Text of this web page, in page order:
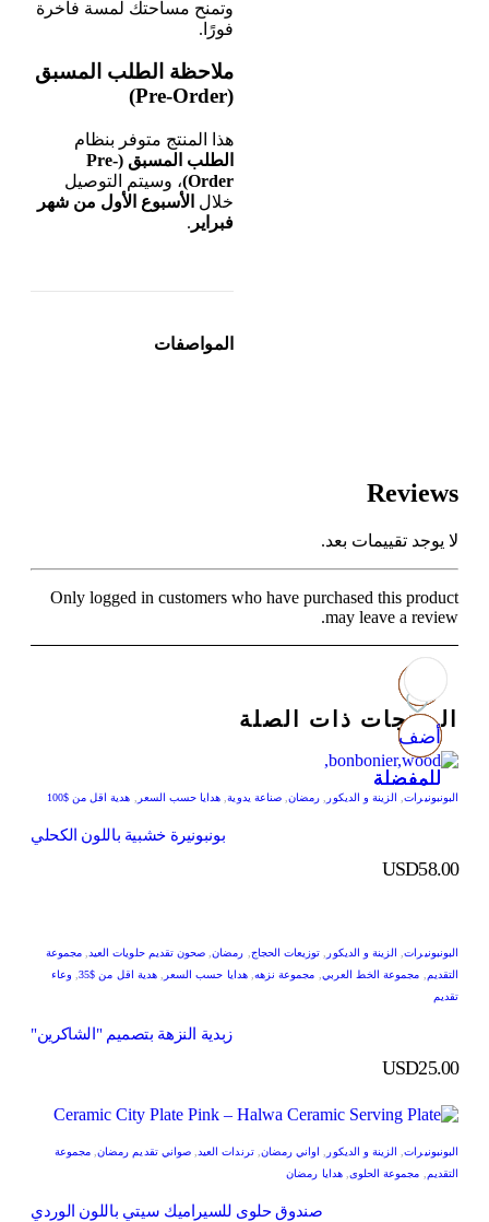
وتمنح مساحتك لمسة فاخرة
فورًا.
ملاحظة الطلب المسبق
(Pre-Order)
هذا المنتج متوفر بنظام
الطلب المسبق (Pre-
Order) ، وسيتم التوصيل
خلال الأسبوع الأول من شهر
فبراير .
المواصفات
Reviews
لا يوجد تقييمات بعد.
Only logged in customers who have purchased this product
may leave a review.
المنتجات ذات الصلة
أضف
للمفضلة
البونبونيرات, الزينة و الديكور رمضان, صناعة يدوية, هدايا حسب السعر هدية اقل من $100
بونبونيرة خشبية باللون الكحلي
USD58.00
أضف
للمفضلة
البونبونيرات, الزينة و الديكور توزيعات الحجاج رمضان, صحون تقديم حلويات العيد ,مجموعة
التقديم
مجموعة الخط العربي مجموعة نزهه ,هدايا حسب السعر ,هدية اقل من $35 ,
وعاء
تقديم
زبدية النزهة بتصميم "الشاكرين"
USD25.00
أضف
للمفضلة
البونبونيرات, الزينة و الديكور اواني رمضان ,ترندات العيد ,صواني تقديم رمضان, مجموعة
التقديم
مجموعة الحلوى ,هدايا رمضان
صندوق حلوى للسيراميك سيتي باللون الوردي
أضف
للمفضلة